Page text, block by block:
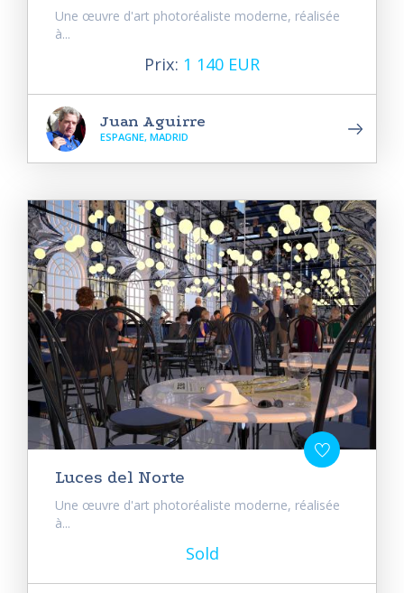
Une œuvre d'art photoréaliste moderne, réalisée
à...
Prix: 1 140 EUR
Juan Aguirre
ESPAGNE, MADRID
Luces del Norte
Une œuvre d'art photoréaliste moderne, réalisée
à...
Sold